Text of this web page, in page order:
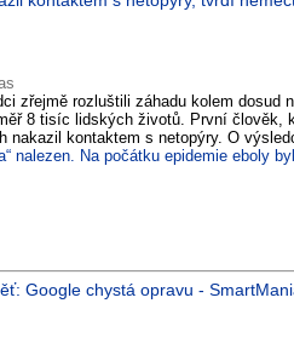
zřejmě rozluštili záhadu kolem dosud
8 tisíc lidských životů. První člověk,
nakazil kontaktem s netopýry. O
nalezen. Na počátku epidemie eboly
Google chystá opravu -